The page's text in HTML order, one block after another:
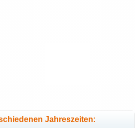
Jahreszeiten: